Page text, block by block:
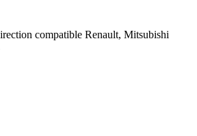
compatible Renault, Mitsubishi